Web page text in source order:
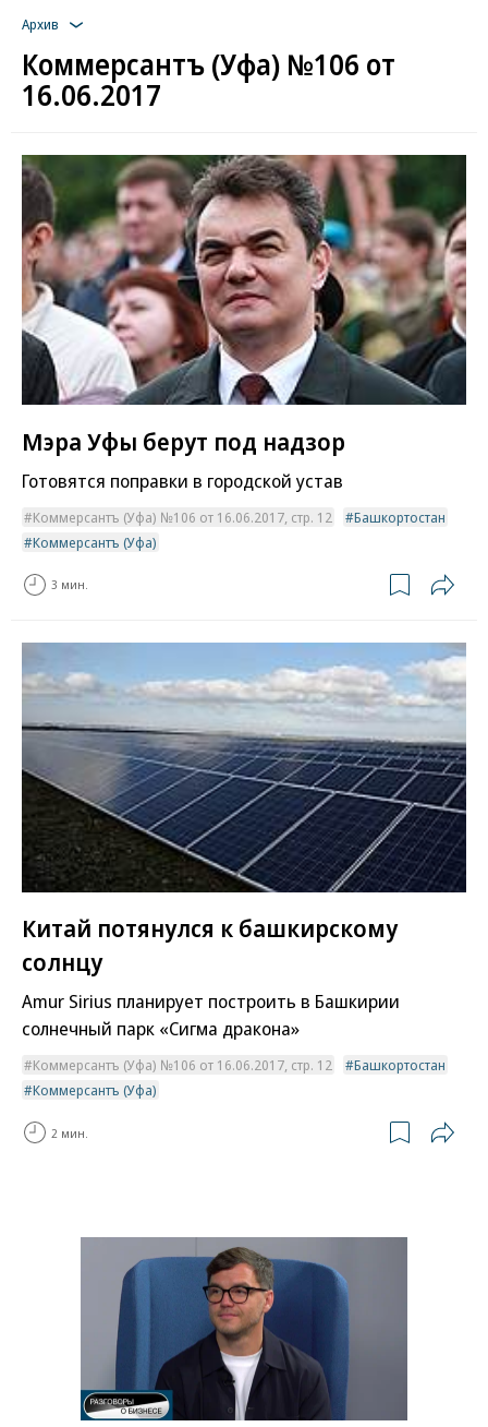
Архив
Коммерсантъ (Уфа) №106 от
16.06.2017
Мэра Уфы берут под надзор
Готовятся поправки в городской устав
Коммерсантъ (Уфа) №106 от 16.06.2017, стр. 12
Башкортостан
Коммерсантъ (Уфа)
3 мин.
Китай потянулся к башкирскому
солнцу
Amur Sirius планирует построить в Башкирии
солнечный парк «Сигма дракона»
Коммерсантъ (Уфа) №106 от 16.06.2017, стр. 12
Башкортостан
Коммерсантъ (Уфа)
2 мин.